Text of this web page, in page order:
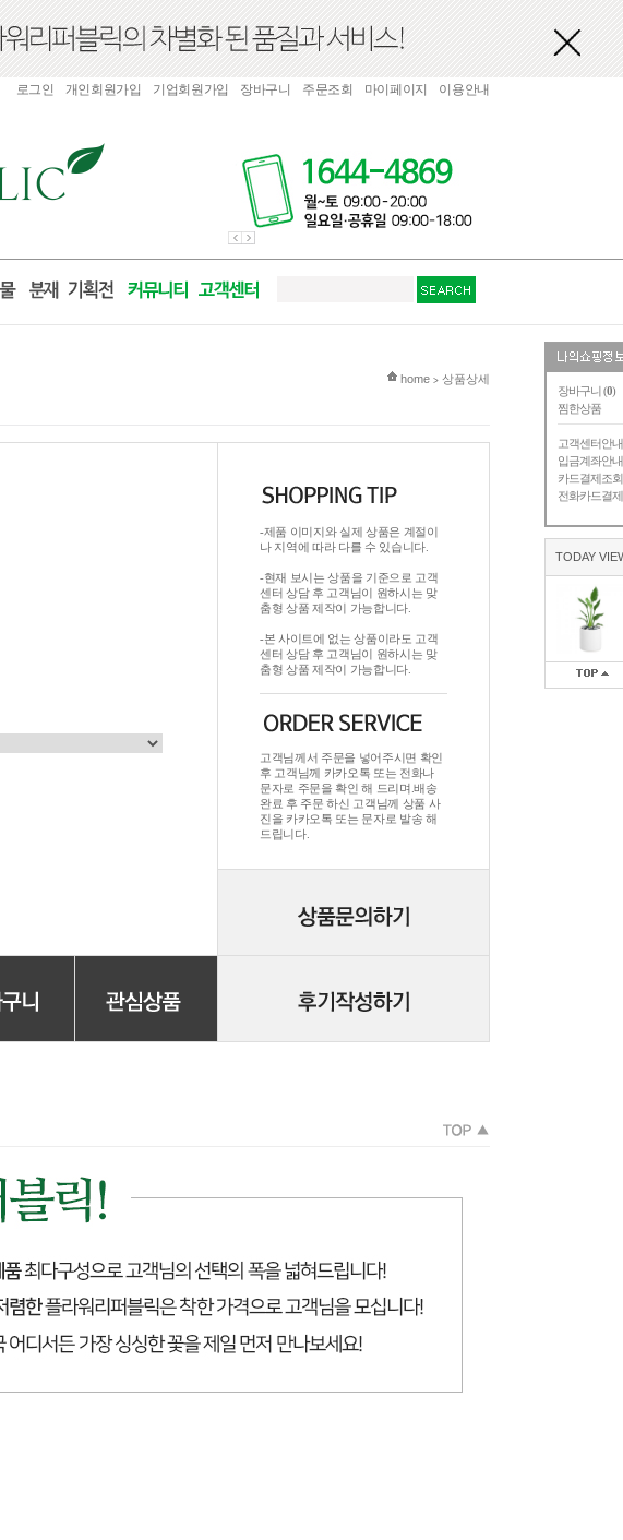
장바구니 (0)
찜한상품
고객센터안내
입금계좌안내
카드결제조회
전화카드결제
TODAY
로그인 개인회원가입 기업회원가입 장바구니 주문조회 마이페이지 이용안내
현재 위치
home > 상품상세
-제품 이미지와 실제 상품은 계절이
나 지역에 따라 다를 수 있습니다.
-현재 보시는 상품을 기준으로 고객
센터 상담 후 고객님이 원하시는 맞
춤형 상품 제작이 가능합니다.
-본 사이트에 없는 상품이라도 고객
센터 상담 후 고객님이 원하시는 맞
춤형 상품 제작이 가능합니다.
고객님께서 주문을 넣어주시면 확인
후 고객님께 카카오톡 또는 전화나
문자로 주문을 확인 해 드리며.배송
완료 후 주문 하신 고객님께 상품 사
진을 카카오톡 또는 문자로 발송 해
드립니다.